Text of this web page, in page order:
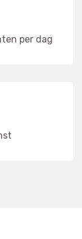
per dag